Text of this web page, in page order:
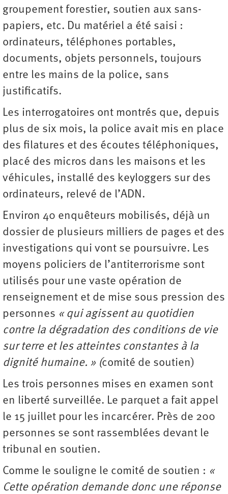
groupement forestier, soutien aux sans-
papiers, etc. Du matériel a été saisi :
ordinateurs, téléphones portables,
documents, objets personnels, toujours
entre les mains de la police, sans
justificatifs.
Les interrogatoires ont montrés que, depuis
plus de six mois, la police avait mis en place
des filatures et des écoutes téléphoniques,
placé des micros dans les maisons et les
véhicules, installé des keyloggers sur des
ordinateurs, relevé de l’ADN.
Environ 40 enquêteurs mobilisés, déjà un
dossier de plusieurs milliers de pages et des
investigations qui vont se poursuivre. Les
moyens policiers de l’antiterrorisme sont
utilisés pour une vaste opération de
renseignement et de mise sous pression des
personnes « qui agissent au quotidien
contre la dégradation des conditions de vie
sur terre et les atteintes constantes à la
dignité humaine. » (comité de soutien)
Les trois personnes mises en examen sont
en liberté surveillée. Le parquet a fait appel
le 15 juillet pour les incarcérer. Près de 200
personnes se sont rassemblées devant le
tribunal en soutien.
Comme le souligne le comité de soutien : «
Cette opération demande donc une réponse